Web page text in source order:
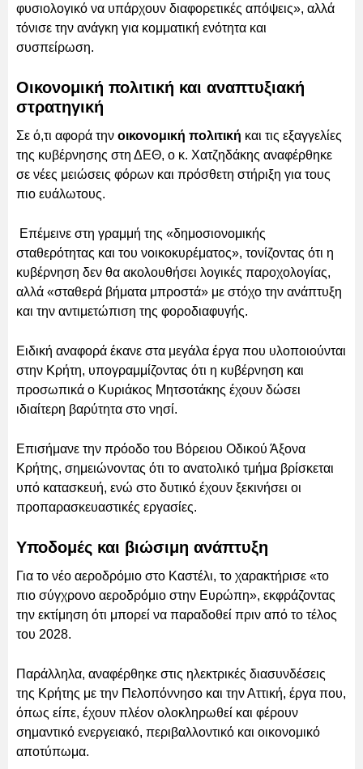
φυσιολογικό να υπάρχουν διαφορετικές απόψεις», αλλά
τόνισε την ανάγκη για κομματική ενότητα και
συσπείρωση.
Οικονομική πολιτική και αναπτυξιακή
στρατηγική
Σε ό,τι αφορά την οικονομική πολιτική και τις εξαγγελίες
της κυβέρνησης στη ΔΕΘ, ο κ. Χατζηδάκης αναφέρθηκε
σε νέες μειώσεις φόρων και πρόσθετη στήριξη για τους
πιο ευάλωτους.
Επέμεινε στη γραμμή της «δημοσιονομικής
σταθερότητας και του νοικοκυρέματος», τονίζοντας ότι η
κυβέρνηση δεν θα ακολουθήσει λογικές παροχολογίας,
αλλά «σταθερά βήματα μπροστά» με στόχο την ανάπτυξη
και την αντιμετώπιση της φοροδιαφυγής.
Ειδική αναφορά έκανε στα μεγάλα έργα που υλοποιούνται
στην Κρήτη, υπογραμμίζοντας ότι η κυβέρνηση και
προσωπικά ο Κυριάκος Μητσοτάκης έχουν δώσει
ιδιαίτερη βαρύτητα στο νησί.
Επισήμανε την πρόοδο του Βόρειου Οδικού Άξονα
Κρήτης, σημειώνοντας ότι το ανατολικό τμήμα βρίσκεται
υπό κατασκευή, ενώ στο δυτικό έχουν ξεκινήσει οι
προπαρασκευαστικές εργασίες.
Υποδομές και βιώσιμη ανάπτυξη
Για το νέο αεροδρόμιο στο Καστέλι, το χαρακτήρισε «το
πιο σύγχρονο αεροδρόμιο στην Ευρώπη», εκφράζοντας
την εκτίμηση ότι μπορεί να παραδοθεί πριν από το τέλος
του 2028.
Παράλληλα, αναφέρθηκε στις ηλεκτρικές διασυνδέσεις
της Κρήτης με την Πελοπόννησο και την Αττική, έργα που,
όπως είπε, έχουν πλέον ολοκληρωθεί και φέρουν
σημαντικό ενεργειακό, περιβαλλοντικό και οικονομικό
αποτύπωμα.